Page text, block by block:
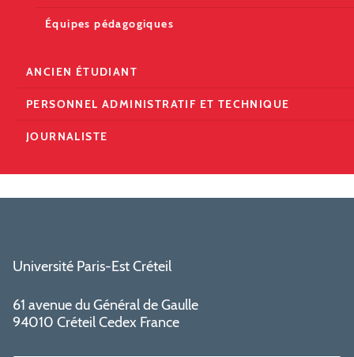
Équipes pédagogiques
ANCIEN ÉTUDIANT
PERSONNEL ADMINISTRATIF ET TECHNIQUE
JOURNALISTE
Université Paris-Est Créteil
61 avenue du Général de Gaulle
94010 Créteil Cedex France